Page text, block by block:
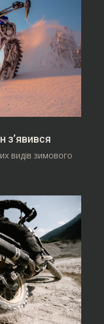
з’явився
видів зимового